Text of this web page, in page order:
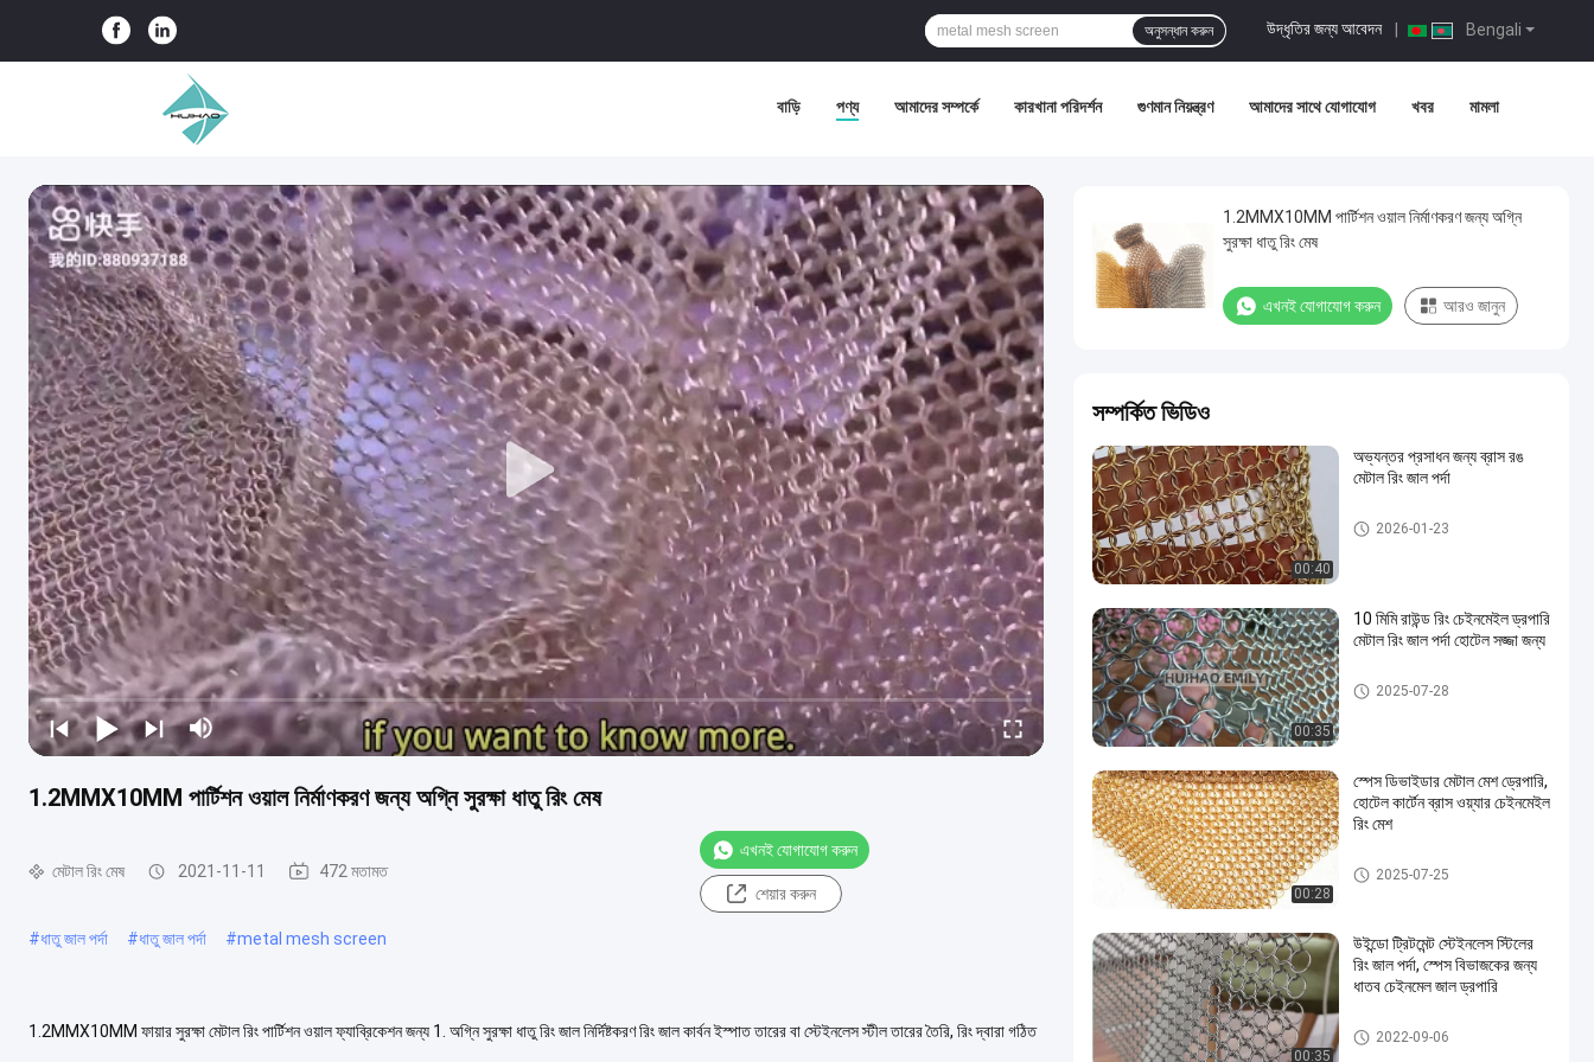
Bengali
উদ্ধৃতির জন্য আবেদন
অনুসন্ধান করুন
বাড়ি পণ্য আমাদের সম্পর্কে কারখানা পরিদর্শন গুণমান নিয়ন্ত্রণ আমাদের সাথে যোগাযোগ খবর মামলা
1.2MMX10MM পার্টিশন ওয়াল নির্মাণকরণ জন্য অগ্নি সুরক্ষা ধাতু রিং মেষ
মেটাল রিং মেষ 2021-11-11 472 মতামত
এখনই যোগাযোগ করুন
শেয়ার করুন
#ধাতু জাল পর্দা #ধাতু জাল পর্দা #metal mesh screen
1.2MMX10MM ফায়ার সুরক্ষা মেটাল রিং পার্টিশন ওয়াল ফ্যাব্রিকেশন জন্য 1. অগ্নি সুরক্ষা ধাতু রিং জাল নির্দিষ্টকরণ রিং জাল কার্বন ইস্পাত তারের বা স্টেইনলেস স্টীল তারের তৈরি, রিং দ্বারা গঠিত
1.2MMX10MM পার্টিশন ওয়াল নির্মাণকরণ জন্য অগ্নি
সুরক্ষা ধাতু রিং মেষ
এখনই যোগাযোগ করুন আরও জানুন
সম্পর্কিত ভিডিও
00:40
অভ্যন্তর প্রসাধন জন্য ব্রাস রঙ
মেটাল রিং জাল পর্দা
মেটাল রিং মেষ
2026-01-23
00:35
10 মিমি রাউন্ড রিং চেইনমেইল ড্রপারি
মেটাল রিং জাল পর্দা হোটেল সজ্জা জন্য
মেটাল ধরা পড়া ড্রপেরী
2025-07-28
00:28
স্পেস ডিভাইডার মেটাল মেশ ড্রেপারি,
হোটেল কার্টেন ব্রাস ওয়্যার চেইনমেইল
রিং মেশ
মেটাল ধরা পড়া ড্রপেরী
2025-07-25
00:35
উইন্ডো ট্রিটমেন্ট স্টেইনলেস স্টিলের
রিং জাল পর্দা, স্পেস বিভাজকের জন্য
ধাতব চেইনমেল জাল ড্রপারি
মেটাল রিং মেষ
2022-09-06